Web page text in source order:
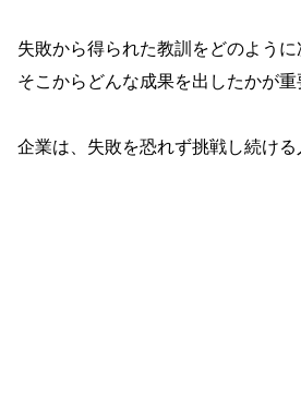
失敗から得られた教訓をどのよう
そこからどんな成果を出したかが重
企業は、失敗を恐れず挑戦し続ける